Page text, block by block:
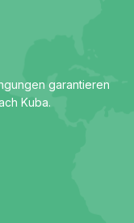
garantieren
Kuba.